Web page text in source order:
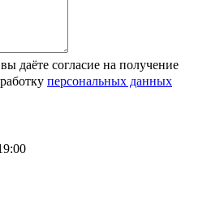
даёте согласие на получение
персональных данных